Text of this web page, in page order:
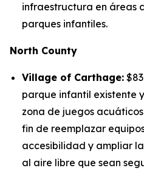
infraestructura en áreas
parques infantiles.
North County
Village of Carthage:
parque infantil existente
zona de juegos
fin de reemplazar
accesibilidad y ampliar
al aire libre que sean